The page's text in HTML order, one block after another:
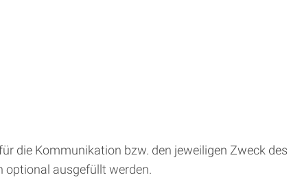
die Kommunikation bzw. den jeweiligen Zweck
optional ausgefüllt werden.